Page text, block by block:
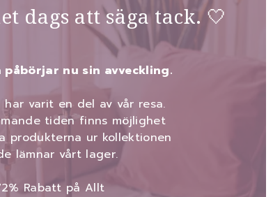
dags att säga tack. 🤍
påbörjar nu sin avveckling.
varit en del av vår resa.
tiden finns möjlighet
produkterna ur kollektionen
lämnar vårt lager.
Rabatt på Allt